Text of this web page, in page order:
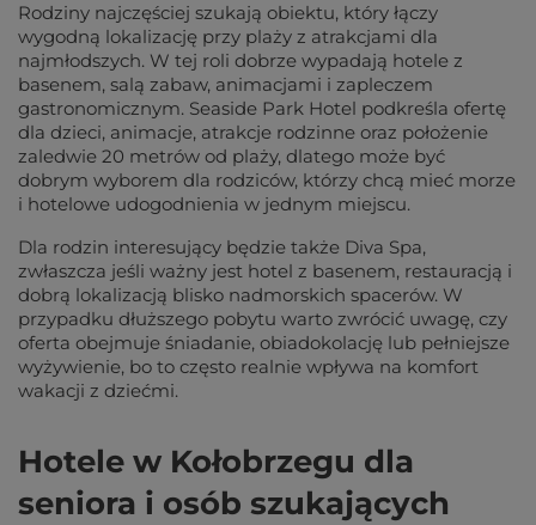
Rodziny najczęściej szukają obiektu, który łączy
wygodną lokalizację przy plaży z atrakcjami dla
najmłodszych. W tej roli dobrze wypadają hotele z
basenem, salą zabaw, animacjami i zapleczem
gastronomicznym. Seaside Park Hotel podkreśla ofertę
dla dzieci, animacje, atrakcje rodzinne oraz położenie
zaledwie 20 metrów od plaży, dlatego może być
dobrym wyborem dla rodziców, którzy chcą mieć morze
i hotelowe udogodnienia w jednym miejscu.
Dla rodzin interesujący będzie także Diva Spa,
zwłaszcza jeśli ważny jest hotel z basenem, restauracją i
dobrą lokalizacją blisko nadmorskich spacerów. W
przypadku dłuższego pobytu warto zwrócić uwagę, czy
oferta obejmuje śniadanie, obiadokolację lub pełniejsze
wyżywienie, bo to często realnie wpływa na komfort
wakacji z dziećmi.
Hotele w Kołobrzegu dla
seniora i osób szukających